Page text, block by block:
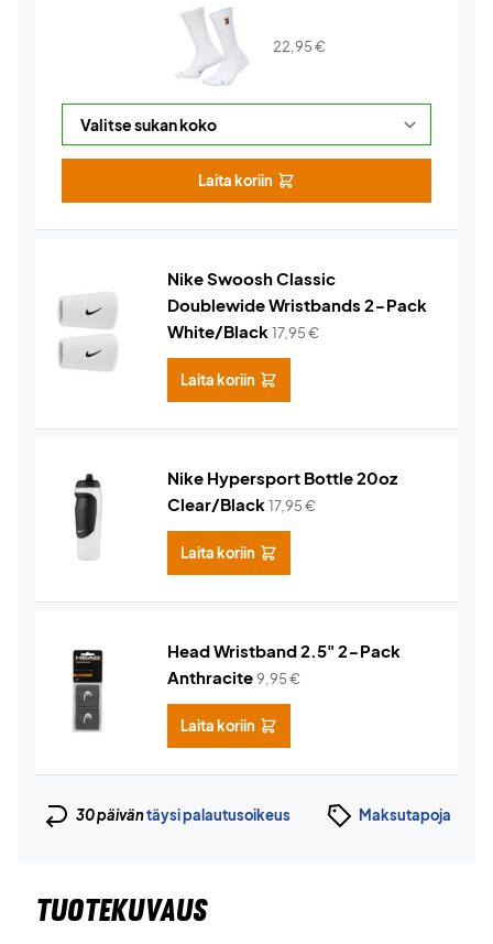
22,95€
Laita koriin
Nike Swoosh Classic
Doublewide Wristbands 2-Pack
White/Black17,95€
Laita koriin
Nike Hypersport Bottle 20oz
Clear/Black17,95€
Laita koriin
Head Wristband 2.5" 2-Pack
Anthracite9,95€
Laita koriin
30 päiväntäysi palautusoikeus Maksutapoja
TUOTEKUVAUS